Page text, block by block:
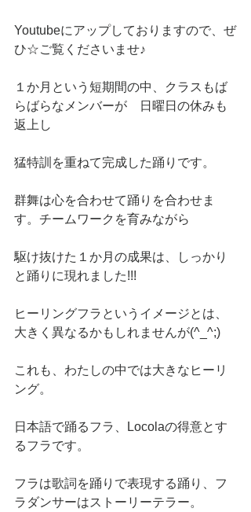
Youtubeにアップしておりますので、ぜ
ひ☆ご覧くださいませ♪
１か月という短期間の中、クラスもば
らばらなメンバーが　日曜日の休みも
返上し
猛特訓を重ねて完成した踊りです。
群舞は心を合わせて踊りを合わせま
す。チームワークを育みながら
駆け抜けた１か月の成果は、しっかり
と踊りに現れました!!!
ヒーリングフラというイメージとは、
大きく異なるかもしれませんが(^_^;)
これも、わたしの中では大きなヒーリ
ング。
日本語で踊るフラ、Locolaの得意とす
るフラです。
フラは歌詞を踊りで表現する踊り、フ
ラダンサーはストーリーテラー。